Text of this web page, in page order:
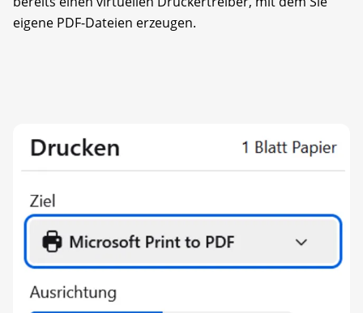
eigene PDF-Dateien erzeugen.